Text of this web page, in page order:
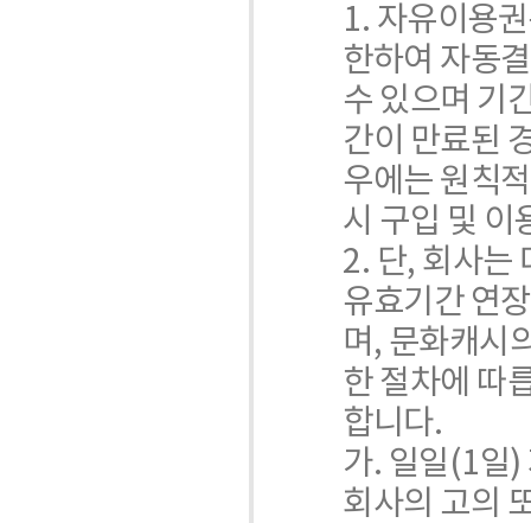
1. 자유이용
한하여 자동
수 있으며 기
간이 만료된
우에는 원칙
시 구입 및 이
2. 단, 회사는
유효기간 연
며, 문화캐시
한 절차에 따
합니다.
가. 일일(1일)
회사의 고의